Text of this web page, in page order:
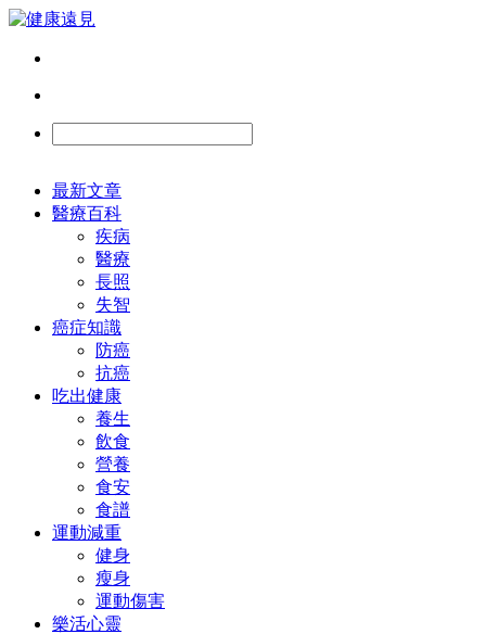
最新文章
醫療百科
疾病
醫療
長照
失智
癌症知識
防癌
抗癌
吃出健康
養生
飲食
營養
食安
食譜
運動減重
健身
瘦身
運動傷害
樂活心靈